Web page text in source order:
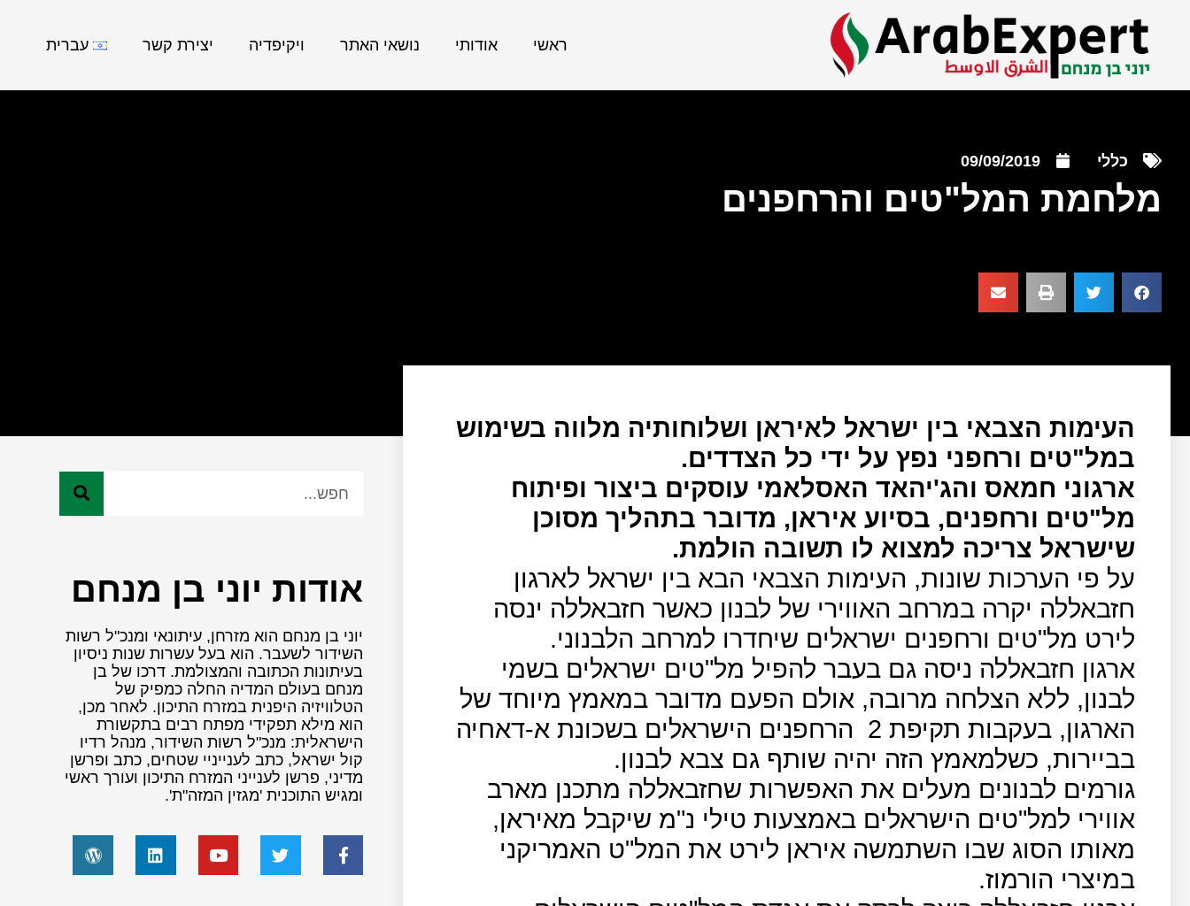
ראשי אודותי נושאי האתר ויקיפדיה יצירת קשר עברית
כללי 09/09/2019
מלחמת המל"טים והרחפנים
העימות הצבאי בין ישראל לאיראן ושלוחותיה מלווה בשימוש
במל"טים ורחפני נפץ על ידי כל הצדדים.
ארגוני חמאס והג'יהאד האסלאמי עוסקים ביצור ופיתוח
מל"טים ורחפנים, בסיוע איראן, מדובר בתהליך מסוכן
שישראל צריכה למצוא לו תשובה הולמת.
על פי הערכות שונות, העימות הצבאי הבא בין ישראל לארגון
חזבאללה יקרה במרחב האווירי של לבנון כאשר חזבאללה ינסה
לירט מל"טים ורחפנים ישראלים שיחדרו למרחב הלבנוני.
ארגון חזבאללה ניסה גם בעבר להפיל מל"טים ישראלים בשמי
לבנון, ללא הצלחה מרובה, אולם הפעם מדובר במאמץ מיוחד של
הארגון, בעקבות תקיפת 2
הרחפנים הישראלים בשכונת א-דאחיה
בביירות, כשלמאמץ הזה יהיה שותף גם צבא לבנון.
גורמים לבנונים מעלים את האפשרות שחזבאללה מתכנן מארב
אווירי למל"טים הישראלים באמצעות טילי נ"מ שיקבל מאיראן,
מאותו הסוג שבו השתמשה איראן לירט את המל"ט האמריקני
במיצרי הורמוז.
אודות יוני בן מנחם
יוני בן מנחם הוא מזרחן, עיתונאי ומנכ"ל רשות
השידור לשעבר. הוא בעל עשרות שנות ניסיון
בעיתונות הכתובה והמצולמת. דרכו של בן
מנחם בעולם המדיה החלה כמפיק של
הטלוויזיה היפנית במזרח התיכון. לאחר מכן,
הוא מילא תפקידי מפתח רבים בתקשורת
הישראלית: מנכ"ל רשות השידור, מנהל רדיו
קול ישראל, כתב לענייניי שטחים, כתב ופרשן
מדיני, פרשן לענייני המזרח התיכון ועורך ראשי
ומגיש התוכנית 'מגזין המזה"ת'.